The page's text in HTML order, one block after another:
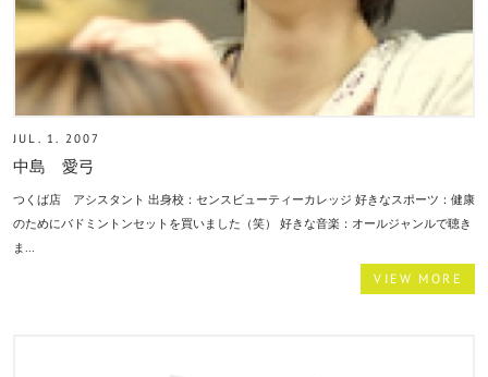
JUL. 1. 2007
中島 愛弓
つくば店 アシスタント 出身校：センスビューティーカレッジ 好きなスポーツ：健康
のためにバドミントンセットを買いました（笑） 好きな音楽：オールジャンルで聴き
ま...
VIEW MORE